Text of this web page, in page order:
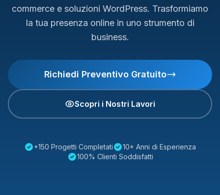
commerce e soluzioni WordPress. Trasformiamo
la tua presenza online in uno strumento di
business.
Richiedi Preventivo Gratuito
Scopri i Nostri Lavori
+150 Progetti Completati
10+ Anni di Esperienza
100% Clienti Soddisfatti